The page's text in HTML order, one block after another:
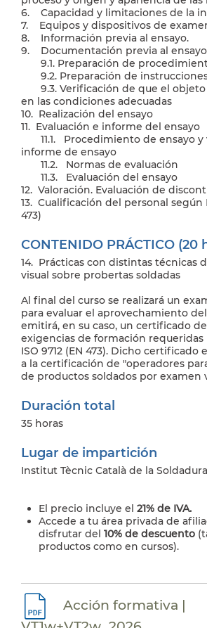
6. Capacidad y limitaciones de la
7. Equipos y dispositivos de
8. Información previa al ensayo.
9. Documentación previa al ensayo
9.1. Preparación de
9.2. Preparación de
9.3. Verificación de que el objeto
en las condiciones adecuadas
10. Realización del ensayo
11. Evaluación e informe del ensayo
11.1. Procedimiento de ensayo y
informe de ensayo
11.2. Normas de evaluación
11.3. Evaluación del ensayo
12. Valoración. Evaluación de
13. Cualificación del personal según
473)
CONTENIDO PRÁCTICO (20
14. Prácticas con distintas técnicas
visual sobre probertas soldadas
Al final del curso se realizará un
para evaluar el aprovechamiento
emitirá, en su caso, un certificado
exigencias de formación requeridas
ISO 9712 (EN 473). Dicho certificado
a la certificación de "operadores
de productos soldados por examen
Duración total
35 horas
Lugar de impartición
Institut Tècnic Català de la
El precio incluye el 21% de IVA.
Accede a tu área privada de
disfrutar del 10% de descuento
productos como en cursos).
Acción formativa |